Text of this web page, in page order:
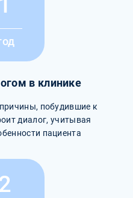
в клинике
побудившие к
диалог, учитывая
пациента